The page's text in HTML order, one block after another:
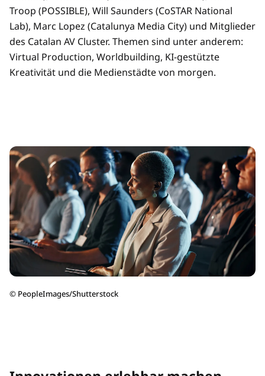
Troop (POSSIBLE), Will Saunders (CoSTAR National
Lab), Marc Lopez (Catalunya Media City) und Mitglieder
des Catalan AV Cluster. Themen sind unter anderem:
Virtual Production, Worldbuilding, KI-gestützte
Kreativität und die Medienstädte von morgen.
© PeopleImages/Shutterstock